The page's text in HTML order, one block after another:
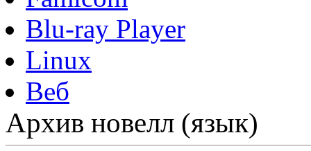
Blu-ray Player
Linux
Веб
Архив новелл (язык)